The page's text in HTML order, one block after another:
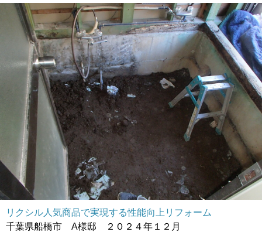
リクシル人気商品で実現する性能向上リフォーム
千葉県船橋市 A様邸 ２０２４年１２月